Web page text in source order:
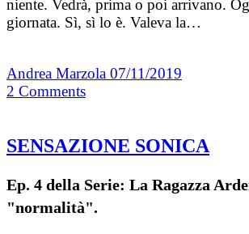
niente. Vedrà, prima o poi arrivano.
giornata. Sì, sì lo è. Valeva la…
Andrea Marzola 07/11/2019
2 Comments
SENSAZIONE SONICA
Ep. 4 della Serie: La Ragazza
"normalità".